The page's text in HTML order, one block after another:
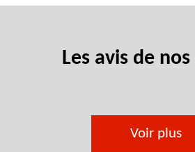
Les avis de
Voir plus